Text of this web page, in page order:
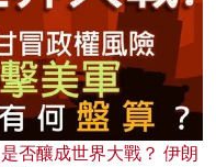
否釀成世界大戰？ 伊朗